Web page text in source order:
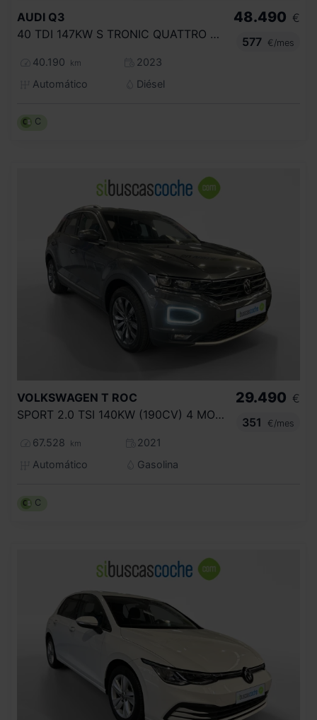
AUDI Q3
40 TDI 147KW S TRONIC QUATTRO BLACK LINE
40.190 km
2023
Automático
Diésel
48.490 €
577
€/mes
C
VOLKSWAGEN T ROC
SPORT 2.0 TSI 140KW (190CV) 4 MOTION DSG
67.528 km
2021
Automático
Gasolina
29.490 €
351
€/mes
C